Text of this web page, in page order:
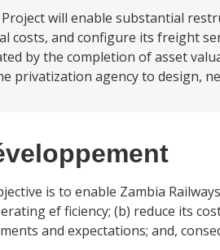
will enable substantial
costs, and configure its freight
by the completion of asset
privatization agency to design,
is to enable Zambia
ef ficiency; (b) reduce its
and expectations; and,